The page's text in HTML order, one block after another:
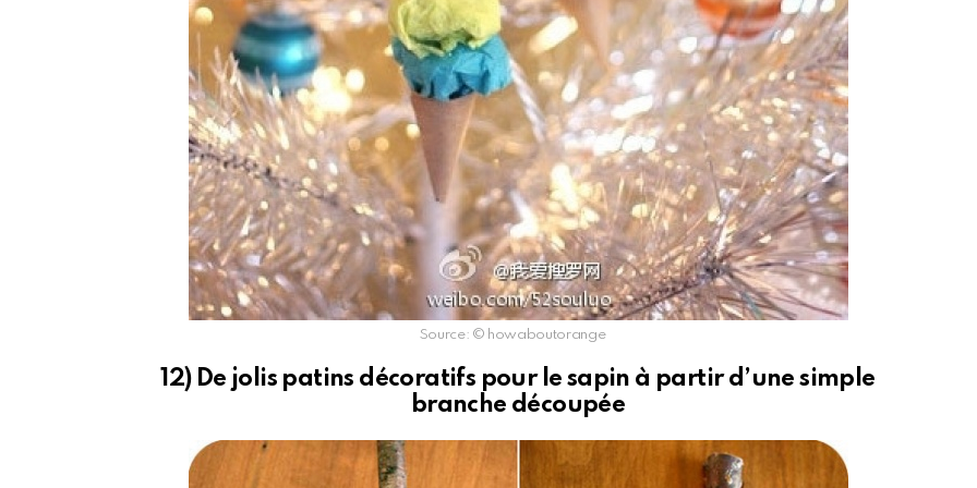
Source: © howaboutorange
12) De jolis patins décoratifs pour le sapin à partir d’une simple
branche découpée